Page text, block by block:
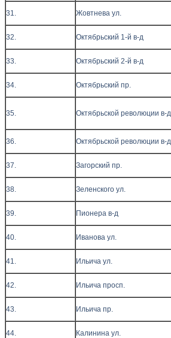
31. Жовтнева ул.
32. Октябрьский 1-й в-д
33. Октябрьский 2-й в-д
34. Октябрьский пр.
35. Октябрьской революции в-д
36. Октябрьской революции в-д
37. Загорский пр.
38. Зеленского ул.
39. Пионера в-д
40. Иванова ул.
41. Ильича ул.
42. Ильича просп.
43. Ильича пр.
44. Калинина ул.